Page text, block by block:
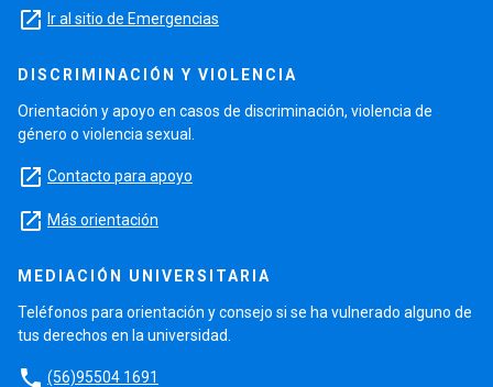
launch Ir al sitio de Emergencias
DISCRIMINACIÓN Y VIOLENCIA
Orientación y apoyo en casos de discriminación, violencia de
género o violencia sexual.
launch Contacto para apoyo
launch Más orientación
MEDIACIÓN UNIVERSITARIA
Teléfonos para orientación y consejo si se ha vulnerado alguno de
tus derechos en la universidad.
phone (56)95504 1691